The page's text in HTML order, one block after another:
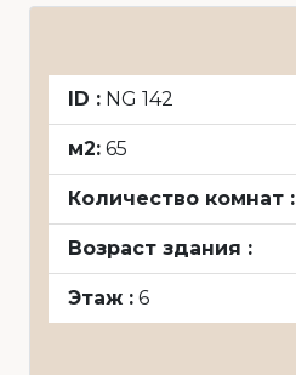
ID : NG 142
м2: 65
Количество комнат :
Возраст здания :
Этаж : 6